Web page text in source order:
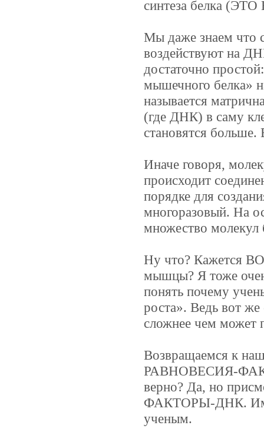
синтеза белка
Мы даже знаем что
воздействуют на
достаточно
мышечного белка»
называется
(где ДНК) в саму
становятся
Иначе говоря,
происходит
порядке для
многоразовый. На
множество молекул
Ну что? Кажется
мышцы? Я тоже
понять почему
роста». Ведь вот
сложнее чем может
Возвращаемся к
РАВНОВЕСИЯ-
верно? Да, но
ФАКТОРЫ-ДНК.
ученым.